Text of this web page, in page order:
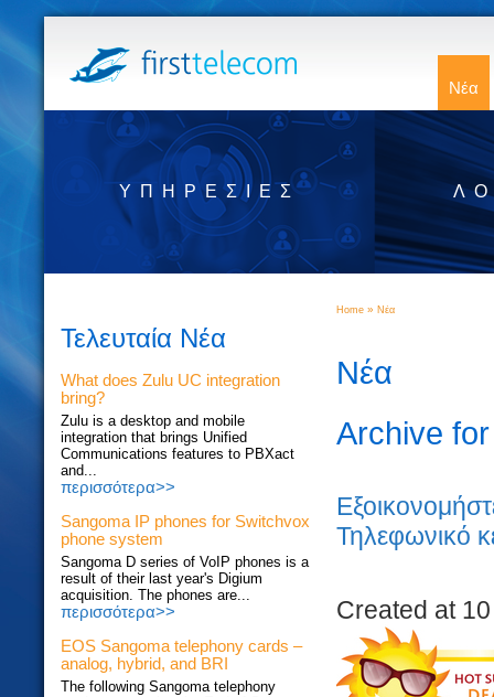
Νέα
ΥΠΗΡΕΣΊΕΣ
Τελευταία Νέα
What does Zulu UC integration
bring?
Zulu is a desktop and mobile
integration that brings Unified
Communications features to PBXact
and...
περισσότερα>>
Sangoma IP phones for Switchvox
phone system
Sangoma D series of VoIP phones is a
result of their last year's Digium
acquisition. The phones are...
περισσότερα>>
EOS Sangoma telephony cards –
analog, hybrid, and BRI
The following Sangoma telephony
Home » Νέα
Νέα
Archive
Τηλεφωνικό
Created at 10